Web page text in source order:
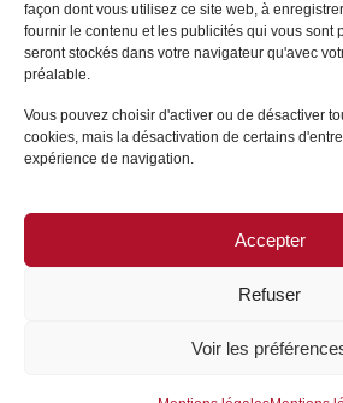
façon dont vous utilisez ce site web, à
fournir le contenu et les publicités qui vous sont
seront stockés dans votre navigateur qu'avec
préalable.
Vous pouvez choisir d'activer ou de désactiver
cookies, mais la désactivation de certains
expérience de navigation.
Accepter
Refuser
Voir les